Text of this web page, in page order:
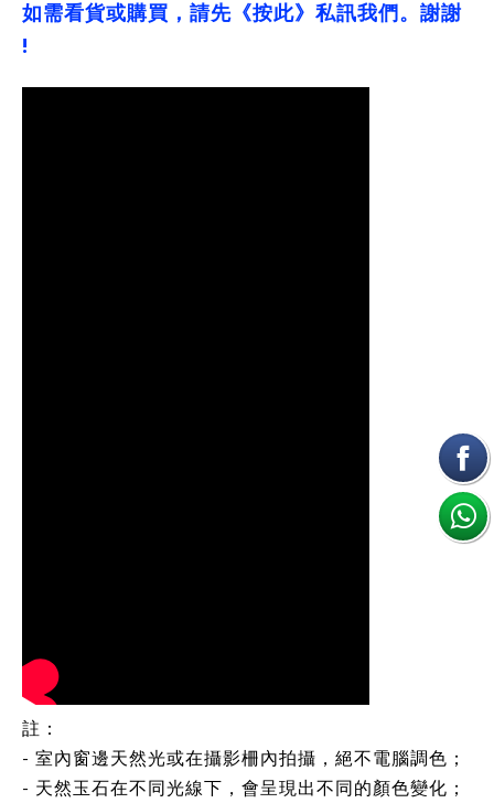
如需看貨或購買，請先《按此》私訊我們。謝謝
!
註：
- 室內窗邊天然光或在攝影柵內拍攝，絕不電腦調色；
- 天然玉石在不同光線下，會呈現出不同的顏色變化；